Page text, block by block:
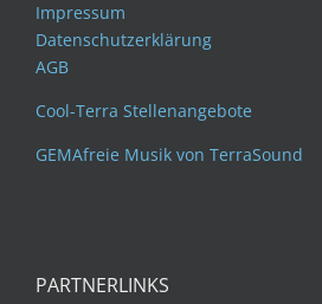
Impressum
Datenschutzerklärung
AGB
Cool-Terra Stellenangebote
GEMAfreie Musik von TerraSound
PARTNERLINKS